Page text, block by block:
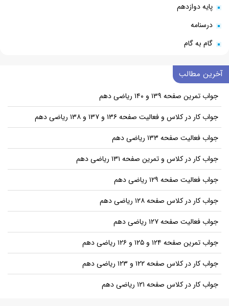
پایه دوازدهم
درسنامه
گام به گام
آخرین مطالب
جواب تمرین صفحه ۱۳۹ و ۱۴۰ ریاضی دهم
جواب کار در کلاس و فعالیت صفحه ۱۳۶ و ۱۳۷ و ۱۳۸ ریاضی دهم
جواب فعالیت صفحه ۱۳۳ ریاضی دهم
جواب کار در کلاس و تمرین صفحه ۱۳۱ ریاضی دهم
جواب فعالیت صفحه ۱۲۹ ریاضی دهم
جواب کار در کلاس صفحه ۱۲۸ ریاضی دهم
جواب فعالیت صفحه ۱۲۷ ریاضی دهم
جواب تمرین صفحه ۱۲۴ و ۱۲۵ و ۱۲۶ ریاضی دهم
جواب کار در کلاس صفحه ۱۲۲ و ۱۲۳ ریاضی دهم
جواب کار در کلاس صفحه ۱۲۱ ریاضی دهم